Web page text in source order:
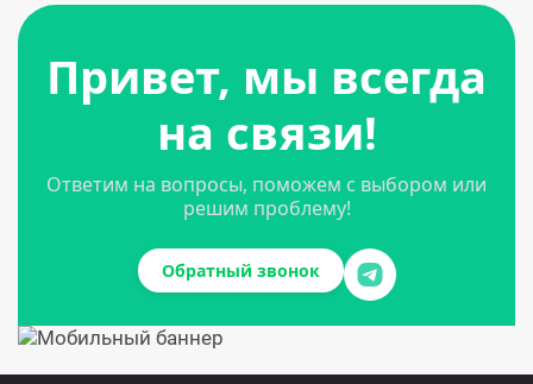
Привет, мы всегда
на связи!
Ответим на вопросы, поможем с выбором или
решим проблему!
Обратный звонок